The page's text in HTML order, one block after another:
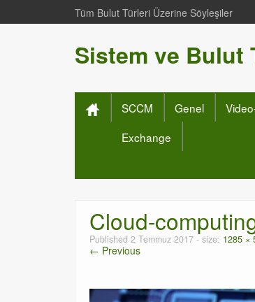
Tüm Bulut Türleri Üzerine Söyleşiler
Sistem ve Bulut
SCCM Genel
Exchange
Cloud-
Published 2 Temmuz 2017 - size: 1285 ×
← Previous